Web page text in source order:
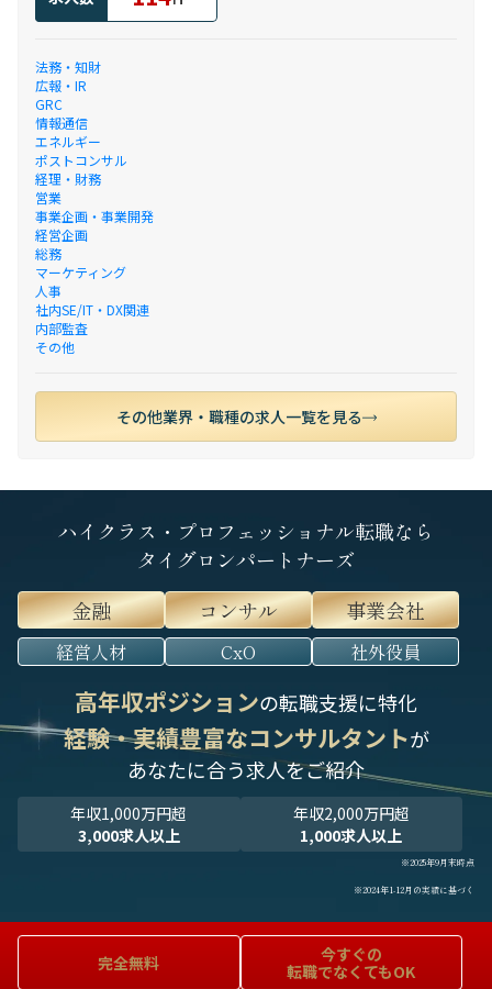
法務・知財
広報・IR
GRC
情報通信
エネルギー
ポストコンサル
経理・財務
営業
事業企画・事業開発
経営企画
総務
マーケティング
人事
社内SE/IT・DX関連
内部監査
その他
その他業界・職種の求人一覧を見る
ハイクラス・プロフェッショナル転職なら
タイグロンパートナーズ
金融
コンサル 事業会社
経営人材 CxO 社外役員
高年収ポジションの転職支援に特化
経験・実績豊富なコンサルタントが
あなたに合う求人をご紹介
年収1,000万円超
3,000求人以上
年収2,000万円超
1,000求人以上
※2025年9月末時点
※2024年1-12月の実績に基づく
完全無料
今すぐの
転職でなくてもOK